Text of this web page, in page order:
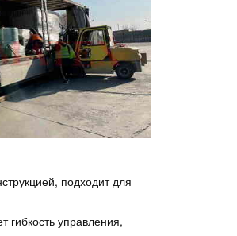
подходит для
гибкость управления,